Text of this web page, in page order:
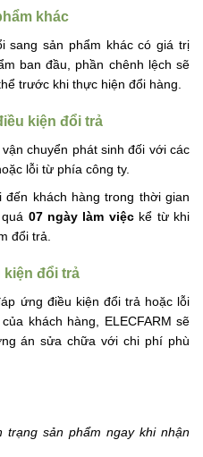
khác
sang sản phẩm khác có giá trị
ban đầu, phần chênh lệch sẽ
trước khi thực hiện đổi hàng.
kiện đổi trả
chuyển phát sinh đối với các
lỗi từ phía công ty.
khách hàng trong thời gian
07 ngày làm việckể từ khi
đổi trả.
đổi trả
ứng điều kiện đổi trả hoặc lỗi
khách hàng, ELECFARM sẽ
án sửa chữa với chi phí phù
sản phẩm ngay khi nhận